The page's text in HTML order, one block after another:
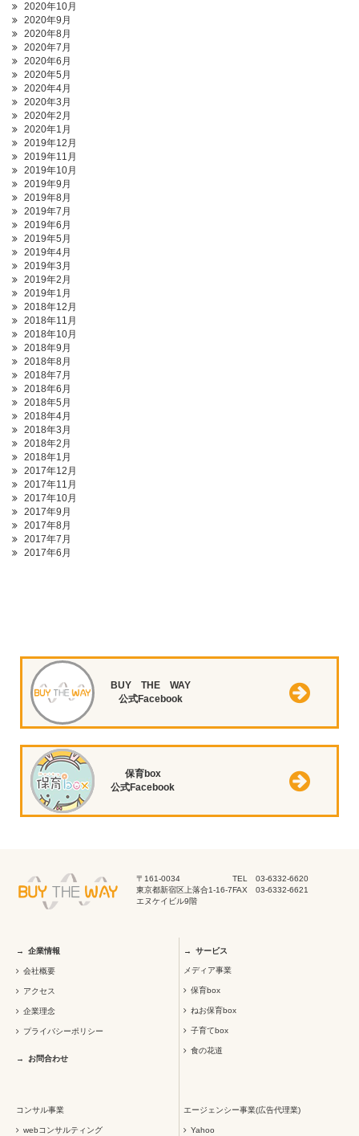
2020年10月
2020年9月
2020年8月
2020年7月
2020年6月
2020年5月
2020年4月
2020年3月
2020年2月
2020年1月
2019年12月
2019年11月
2019年10月
2019年9月
2019年8月
2019年7月
2019年6月
2019年5月
2019年4月
2019年3月
2019年2月
2019年1月
2018年12月
2018年11月
2018年10月
2018年9月
2018年8月
2018年7月
2018年6月
2018年5月
2018年4月
2018年3月
2018年2月
2018年1月
2017年12月
2017年11月
2017年10月
2017年9月
2017年8月
2017年7月
2017年6月
BUY THE WAY
公式Facebook
保育box
公式Facebook
〒161-0034
東京都新宿区上落合1-16-7
エヌケイビル9階
TEL 03-6332-6620
FAX 03-6332-6621
企業情報
会社概要
アクセス
企業理念
プライバシーポリシー
お問合わせ
サービス
メディア事業
保育box
ねお保育box
子育てbox
食の花道
コンサル事業
webコンサルティング
エージェンシー事業(広告代理業)
Yahoo